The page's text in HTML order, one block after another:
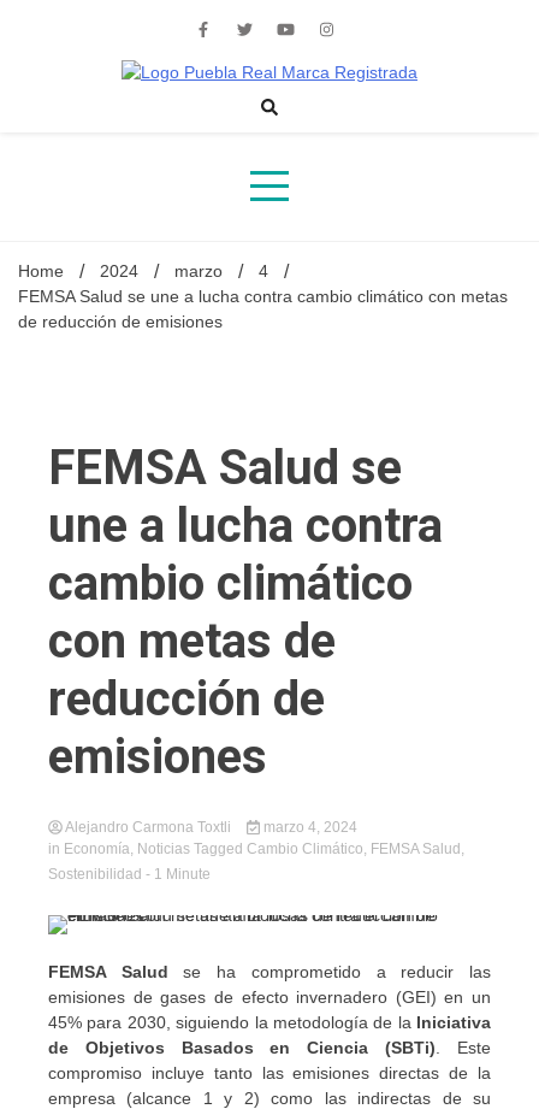
Noticias de actualidad de Puebla, México y el mundo
Home 2024 marzo
4
FEMSA Salud se une a lucha contra cambio climático con metas
de reducción de emisiones
FEMSA Salud se
une a lucha contra
cambio climático
con metas de
reducción de
emisiones
Alejandro Carmona Toxtli
marzo 4, 2024
in Economía, Noticias Tagged Cambio Climático, FEMSA Salud ,
Sostenibilidad - 1 Minute
FEMSA Salud se ha comprometido a reducir las
emisiones de gases de efecto invernadero (GEI) en un
45% para 2030, siguiendo la metodología de la Iniciativa
de Objetivos Basados en Ciencia (SBTi) . Este
compromiso incluye tanto las emisiones directas de la
empresa (alcance 1 y 2) como las indirectas de su